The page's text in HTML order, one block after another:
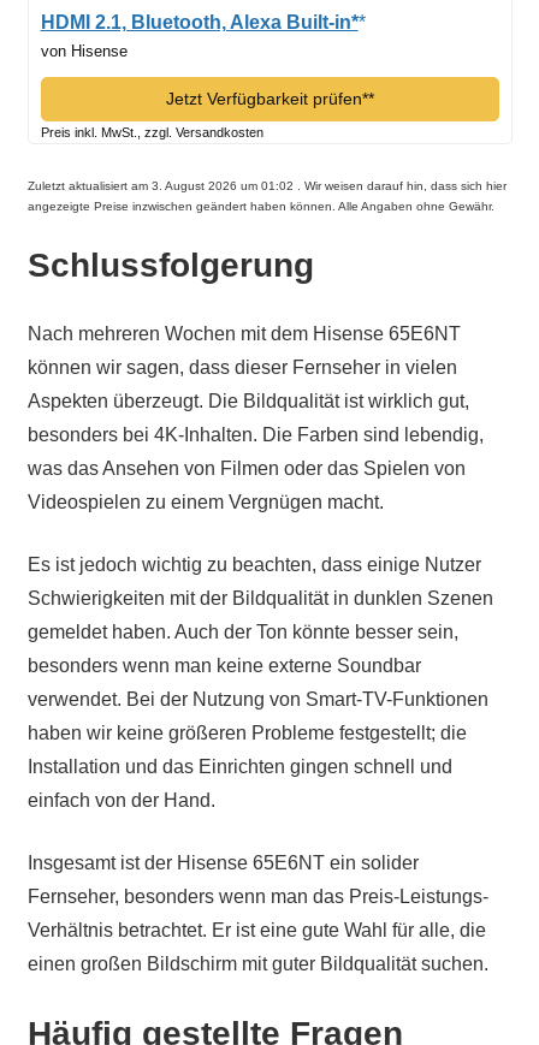
HDMI 2.1, Bluetooth, Alexa Built-in*
von Hisense
Jetzt Verfügbarkeit prüfen*
Preis inkl. MwSt., zzgl. Versandkosten
Zuletzt aktualisiert am 3. August 2026 um 01:02 . Wir weisen darauf hin, dass sich hier
angezeigte Preise inzwischen geändert haben können. Alle Angaben ohne Gewähr.
Schlussfolgerung
Nach mehreren Wochen mit dem Hisense 65E6NT
können wir sagen, dass dieser Fernseher in vielen
Aspekten überzeugt. Die Bildqualität ist wirklich gut,
besonders bei 4K-Inhalten. Die Farben sind lebendig,
was das Ansehen von Filmen oder das Spielen von
Videospielen zu einem Vergnügen macht.
Es ist jedoch wichtig zu beachten, dass einige Nutzer
Schwierigkeiten mit der Bildqualität in dunklen Szenen
gemeldet haben. Auch der Ton könnte besser sein,
besonders wenn man keine externe Soundbar
verwendet. Bei der Nutzung von Smart-TV-Funktionen
haben wir keine größeren Probleme festgestellt; die
Installation und das Einrichten gingen schnell und
einfach von der Hand.
Insgesamt ist der Hisense 65E6NT ein solider
Fernseher, besonders wenn man das Preis-Leistungs-
Verhältnis betrachtet. Er ist eine gute Wahl für alle, die
einen großen Bildschirm mit guter Bildqualität suchen.
Häufig gestellte Fragen